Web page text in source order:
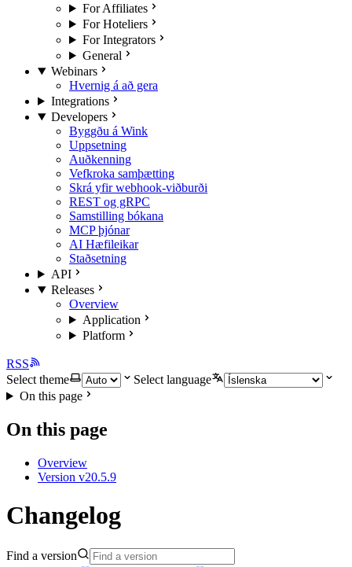
For Affiliates
For Hoteliers
For Integrators
General
Webinars
Hvernig á að gera
Integrations
Developers
Byggðu á Wink
Uppsetning
Auðkenning
Vefkroka samþætting
Skrá yfir webhook-viðburði
REST og gRPC
Samstilling bókana
MCP þjónar
AI Hæfileikar
Staðsetning
API
Releases
Overview
Application
Platform
RSS
Select theme
Select language
On this page
On this page
Overview
Version v20.5.9
Changelog
Find a version